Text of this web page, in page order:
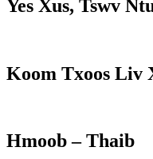
Yes Xus, Tswv
Koom Txoos Liv
Hmoob – Thaib